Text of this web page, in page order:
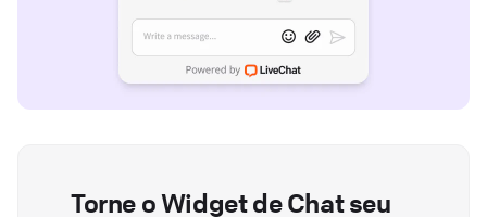
Torne o Widget de Chat seu